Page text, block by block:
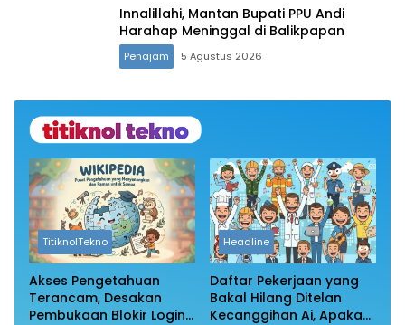
Innalillahi, Mantan Bupati PPU Andi
Harahap Meninggal di Balikpapan
Penajam 5 Agustus 2026
TitiknolTekno
Akses Pengetahuan
Terancam, Desakan
Pembukaan Blokir Login
Headline
Daftar Pekerjaan yang
Bakal Hilang Ditelan
Kecanggihan Ai, Apakah